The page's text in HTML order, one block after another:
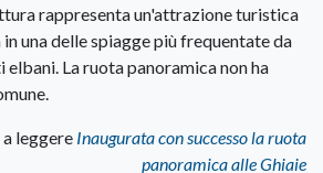
rappresenta un'attrazione turistica
una delle spiagge più frequentate da
La ruota panoramica non ha
leggere Inaugurata con successo la ruota
panoramica alle Ghiaie